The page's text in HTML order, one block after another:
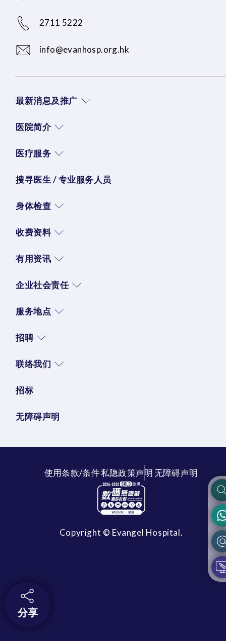
2711 5222
info@evanhosp.org.hk
最新消息及推广
医院简介
医疗服务
搜寻医生 / 专业服务人员
身体检查
收费资料
有用资讯
企业社会责任
服务地点
招聘
联络我们
招标
无障碍声明
使用条款/条件私隐政策声明无障碍声明
Copyright © Evangel Hospital.
分享